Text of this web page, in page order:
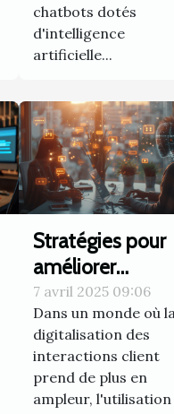
chatbots dotés
d'intelligence
artificielle...
Stratégies pour
améliorer
l'engagement
client avec un
de messagerie
7 avril 2025 09:06
Dans un monde où
digitalisation des
interactions client
prend de plus en
ampleur, l'utilisation